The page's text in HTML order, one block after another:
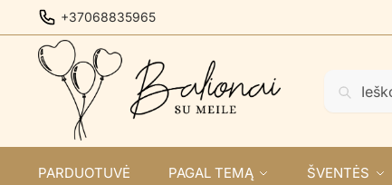
to
navigation
to
content
+37068835965
PARDUOTUVĖ PAGAL TEMĄ ŠVENTĖS